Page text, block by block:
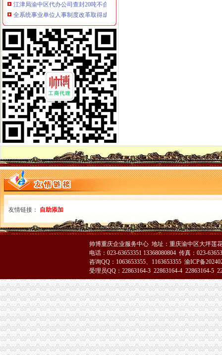
全系统事业单位人事制度改革取得成效
组织人事处顺利完成1765名考生的渝中区代办营业执照公务员报名工作
开县局四措并举着力构建猪肉市渝中区代办公司场长效监管机制
奉节局渝中区工商代办采取三项措施加保密工作
垫江局“四落实”渝中区工商代办巩固校园周边整成果
渝中局渝中区代办公司与学校共筑食品安全防护墙
丰都局开展“解放思想、更新观念”重庆代办公司大讨论注重三个结合
市工商、渝中区代办营业执照卫生局联合整广告
法制处结合工作实际将“大讨论”重庆代办营业执照活动引向深入
大渡口局重庆代办营业执照五抓促进依法行政
商标协会求真务实把“解放思想、更新观念”渝中区代办公司大讨论活动引向深入
人事处着力“三个提升”渝中区代办公司深入开展“解放思想、更新观念”大讨论
永川局渝中区代办公司制发5000本食品经营购销台帐力促经营者自律
云局八项措施抓好春季肉禽市渝中区代办营业执照场疫防控工作
璧山局“三个一”重庆代办公司工程开展个体营者主义荣辱观教育
高新园局在“解放思想、更新观念”渝中区工商代办大讨论中要求做到“五个落实”
全市渝中区代办公司工商系统上海浦东校行政管理培训班开学
经开园局重庆代办营业执照四项措施开展合同格式条款监督备案工作
开县局重庆代办公司五措并举加制度建设努力提高依法局水平
梁平局推行“光政务”渝中区工商代办造信用工商
奉节局重庆代办营业执照采取四项措施狠抓机关效能建设
北碚局扎扎实实推进“整体转型”重庆代办公司工作
万州局着力内部机制改革深化“解放思想、更新观念”渝中区代办公司大讨论活动
渝北局召开“解放思想，更新观念”渝中区代办营业执照大讨论动员大会
陈文渝副局长要求切实做好击“市霸”渝中区工商代办专项工作
全市渝中区代办营业执照工商系统机构编制管理工作迈上新台阶
云局渝中区工商代办积开展大讨论
高新区局渝中区工商代办落实食品安全问责制 签订《食品安全责任书》
巴南局扎实开展“解放思想、更新观念”重庆代办公司大讨论活动
酉局开展“制止欺诈月”重庆代办公司活动见成效
江津局渝中区代办公司开展职业教育 化五个结合
南川局深入学习“八荣八耻”渝中区代办公司树立正确荣辱观
友情链接： 自助添加
帅博重庆企业服务中心 地址：重庆渝中区大坪莲
电话：023-63653351 13368080804 传真：023-
咨询QQ：1063653355、1163653355 渝ICP备
受理员QQ：22863164-3 22863164-4 22863164-5